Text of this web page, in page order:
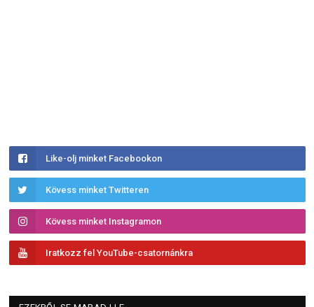
Like-olj minket Facebookon
Kövess minket Twitteren
Kövess minket Instagramon
Iratkozz fel YouTube-csatornánkra